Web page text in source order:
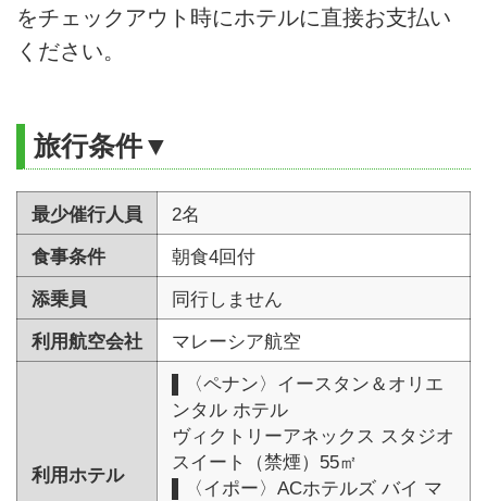
をチェックアウト時にホテルに直接お支払い
ください。
旅行条件▼
最少催行人員
2名
食事条件
朝食4回付
添乗員
同行しません
利用航空会社
マレーシア航空
利用ホテル
▌〈ペナン〉イースタン＆オリエ
ンタル ホテル
ヴィクトリーアネックス スタジオ
スイート（禁煙）55㎡
▌〈イポー〉ACホテルズ バイ マ